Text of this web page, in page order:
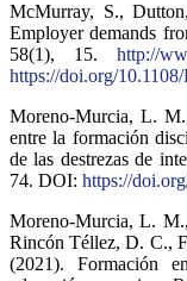
McMurray, S.,
Employer demands
58(1), 15. http://
https://doi.org/
Moreno-Murcia, L.
entre la formación
de las destrezas de
74. DOI: https://
Moreno-Murcia, L.
Rincón Téllez, D. C.,
(2021). Formación